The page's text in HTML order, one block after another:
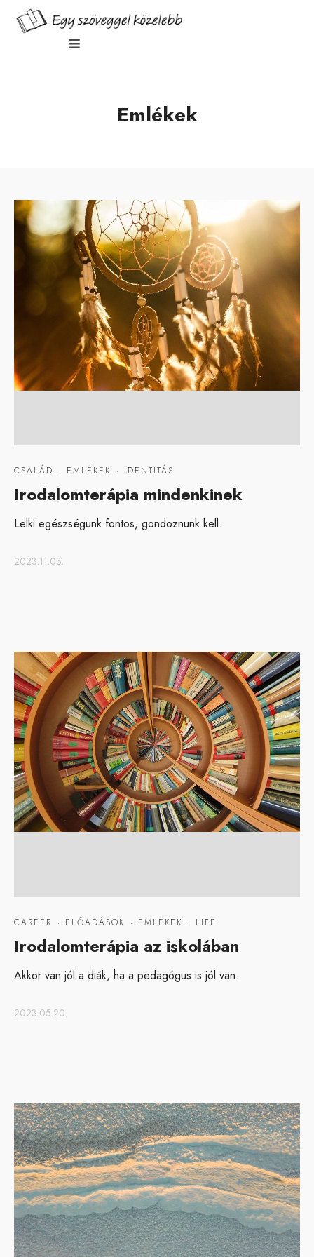
Emlékek
CSALÁD · EMLÉKEK · IDENTITÁS
Irodalomterápia mindenkinek
Lelki egészségünk fontos, gondoznunk kell.
2023.11.03.
CAREER · ELŐADÁSOK · EMLÉKEK · LIFE
Irodalomterápia az iskolában
Akkor van jól a diák, ha a pedagógus is jól van.
2023.05.20.